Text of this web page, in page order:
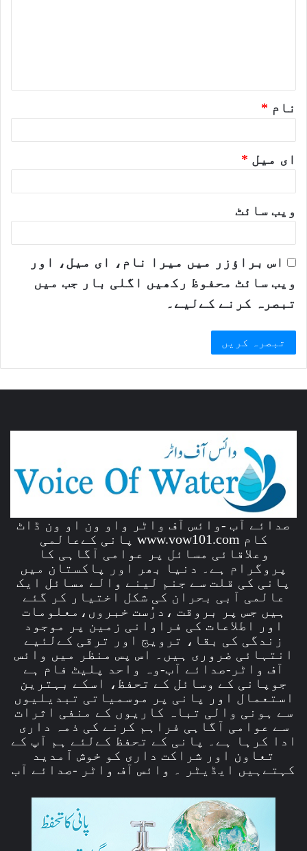
نام *
ای میل *
ویب‌ سائٹ
اس براؤزر میں میرا نام، ای میل، اور
ویب سائٹ محفوظ رکھیں اگلی بار جب میں
تبصرہ کرنے کےلیے۔
صدائے آب -وائس آف واٹر واو ون او ون ڈاٹ
کام www.vow101.com پانی کےعالمی
وعلاقائی مسائل پر عوامی آگاہی کا
پروگرام ہے۔ دنیا بھر اور پاکستان میں
پانی کی قلت سے جنم لینے والے مسائل ایک
عالمی آبی بحران کی شکل اختیار کر گئے
ہیں جس پر بروقت ،درُست خبروں،معلومات
اور اطلاعات کی فراوانی زمین پر موجود
زندگی کی بقا، ترویج اور ترقی کےلئیے
انتہائی ضروری ہیں۔ اس پس منظر میں وائس
آف واٹر-صدائے آب-وہ واحد پلیٹ فام ہے
جوپانی کے وسائل کے تحفظ، اسکے بہترین
استعمال اور پانی پر موسمیاتی تبدیلیوں
سے ہونی والی تباہ کاریوں کے منفی اثرات
سے عوامی آگاہی فراہم کرنے کی ذمہ داری
ادا کرہا ہے۔ پانی کے تحفظ کےلئے ہم آپ کے
تعاون اور شراکت داری کو خوش آمدید
کہتےہیں ایڈیٹر ۔ وائس آف واٹر -صدائے آب